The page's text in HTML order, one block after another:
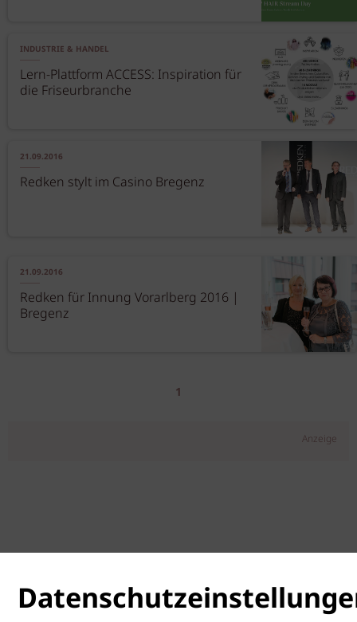
INDUSTRIE & HANDEL
Lern-Plattform ACCESS: Inspiration für
die Friseurbranche
21.09.2016
Redken stylt im Casino Bregenz
21.09.2016
Redken für Innung Vorarlberg 2016 |
Bregenz
1
Anzeige